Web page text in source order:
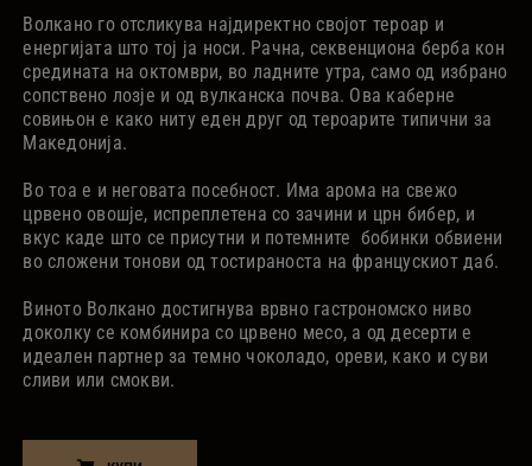
Волкано го отсликува најдиректно својот тероар и
енергијата што тој ја носи. Рачна, секвенциона берба кон
средината на октомври, во ладните утра, само од избрано
сопствено лозје и од вулканска почва. Oва каберне
совињон е како ниту еден друг од тероарите типични за
Македонија.
Во тоа е и неговата посебност. Има арома на свежо
црвено овошје, испреплетена со зачини и црн бибер, и
вкус каде што се присутни и потемните бобинки обвиени
во сложени тонови од тостираноста на францускиот даб.
Виното Волкано достигнува врвно гастрономско ниво
доколку се комбинира со црвено месо, а од десерти е
идеален партнер за темно чоколадо, ореви, како и суви
сливи или смокви.